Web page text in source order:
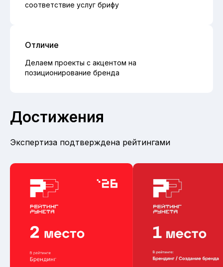
соответствие услуг брифу
Отличие
Делаем проекты с акцентом на
позиционирование бренда
Достижения
Экспертиза подтверждена рейтингами